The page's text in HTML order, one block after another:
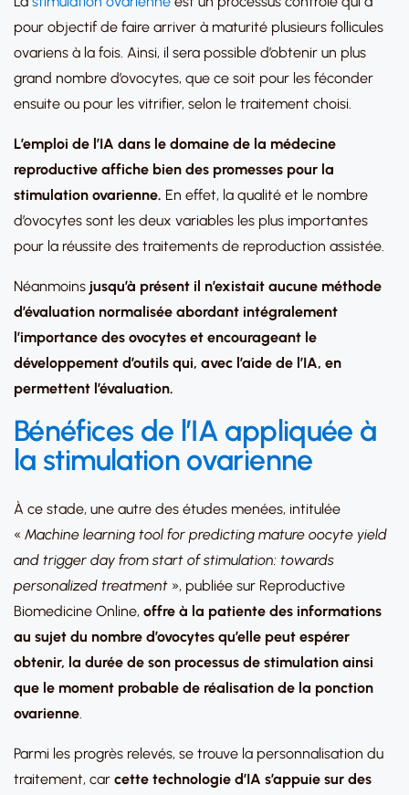
pour objectif de faire arriver à maturité plusieurs follicules
ovariens à la fois. Ainsi, il sera possible d’obtenir un plus
grand nombre d’ovocytes, que ce soit pour les féconder
ensuite ou pour les vitrifier, selon le traitement choisi.
L’emploi de l’IA dans le domaine de la médecine
reproductive affiche bien des promesses pour la
stimulation ovarienne. En effet, la qualité et le nombre
d’ovocytes sont les deux variables les plus importantes
pour la réussite des traitements de reproduction assistée.
Néanmoins jusqu’à présent il n’existait aucune méthode
d’évaluation normalisée abordant intégralement
l’importance des ovocytes et encourageant le
développement d’outils qui, avec l’aide de l’IA, en
permettent l’évaluation.
Bénéfices de l’IA appliquée à
la stimulation ovarienne
À ce stade, une autre des études menées, intitulée
« Machine learning tool for predicting mature oocyte yield
and trigger day from start of stimulation: towards
personalized treatment », publiée sur Reproductive
Biomedicine Online, offre à la patiente des informations
au sujet du nombre d’ovocytes qu’elle peut espérer
obtenir, la durée de son processus de stimulation ainsi
que le moment probable de réalisation de la ponction
ovarienne.
Parmi les progrès relevés, se trouve la personnalisation du
traitement, car cette technologie d’IA s’appuie sur des